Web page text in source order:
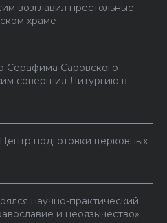
возглавил престольные
храме
Серафима Саровского
совершил Литургию в
подготовки церковных
научно-практический
и неоязычество»